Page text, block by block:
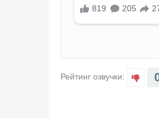
Рейтинг озвучки: